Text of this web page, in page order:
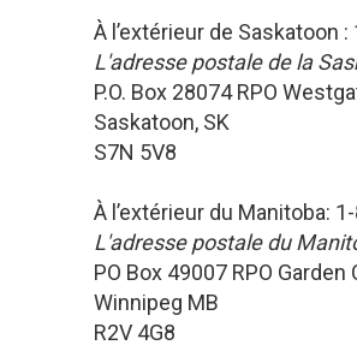
À l’extérieur de Saskatoon
L'adresse postale de la
P.O. Box 28074 RPO
Saskatoon, SK
S7N 5V8
À l’extérieur du Manitoba:
L'adresse postale du
PO Box 49007 RPO Garden
Winnipeg MB
R2V 4G8